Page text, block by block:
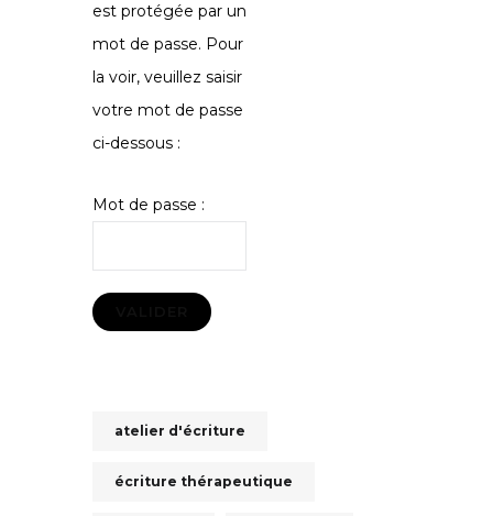
est protégée par un
mot de passe. Pour
la voir, veuillez saisir
votre mot de passe
ci-dessous :
Mot de passe :
atelier d'écriture
écriture thérapeutique